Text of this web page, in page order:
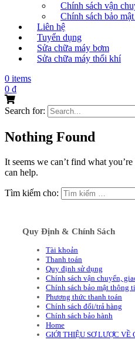
Chính sách vận
Chính sách bảo
Liên hệ
Tuyển dụng
Sửa chữa máy bơm
Sửa chữa máy thổi khí
0 items
0 ₫
Search for:
Nothing Found
It seems we can’t find what
can help.
Tìm kiếm cho:
Quy Định & Chính Sách
Tài khoản
Thanh toán
Quy định sử dụng
Chính sách vận chuyển,
Chính sách bảo mật thông
Phương thức thanh toán
Chính sách đổi/trả hàng
Chính sách bảo hành
Home
GIỚI THIỆU SƠ LƯỢC VỀ